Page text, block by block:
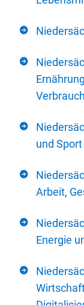
und Sport
Arbeit,
Energie